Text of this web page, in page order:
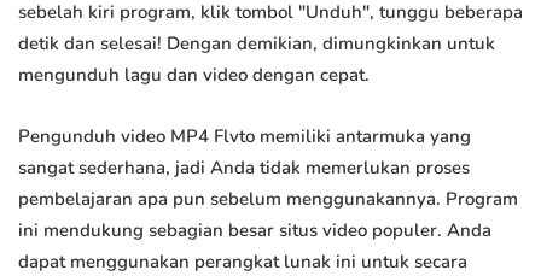
sebelah kiri program, klik tombol "Unduh", tunggu beberapa
detik dan selesai! Dengan demikian, dimungkinkan untuk
mengunduh lagu dan video dengan cepat.
Pengunduh video MP4 Flvto memiliki antarmuka yang
sangat sederhana, jadi Anda tidak memerlukan proses
pembelajaran apa pun sebelum menggunakannya. Program
ini mendukung sebagian besar situs video populer. Anda
dapat menggunakan perangkat lunak ini untuk secara